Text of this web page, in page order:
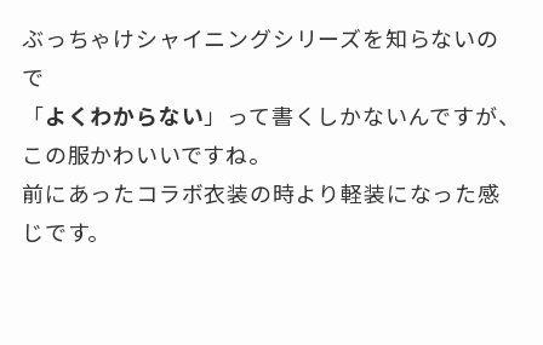
ぶっちゃけシャイニングシリーズを知らないの
で
「よくわからない 」って書くしかないんですが、
この服かわいいですね。
前にあったコラボ衣装の時より軽装になった感
じです。